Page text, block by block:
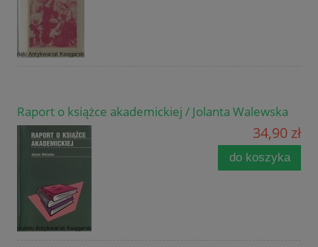
Raport o książce akademickiej / Jolanta Walewska
34,90 zł
do koszyka